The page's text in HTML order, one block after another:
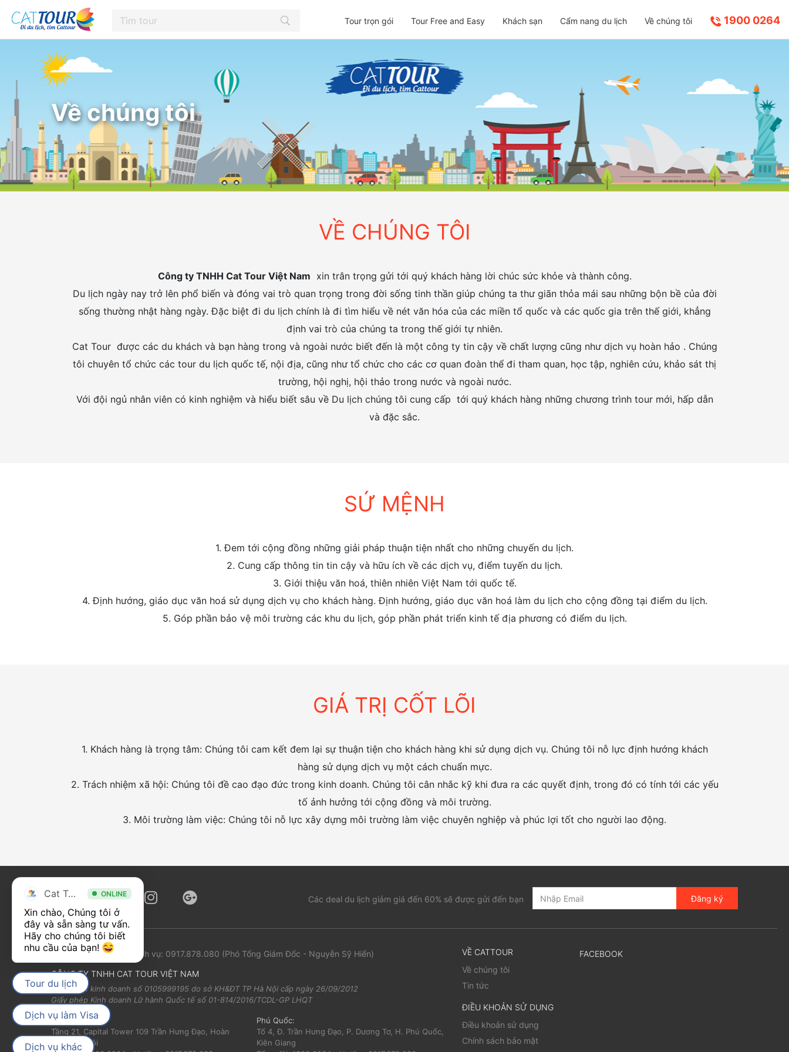
Tour trọn gói Tour Free and Easy Khách sạn Cẩm nang du lịch Về chúng tôi 1900 0264
Về chúng tôi
VỀ CHÚNG TÔI
Công ty TNHH Cat Tour Việt Nam xin trân trọng gửi tới quý khách hàng lời chúc sức khỏe và thành công.
Du lịch ngày nay trở lên phổ biến và đóng vai trò quan trọng trong đời sống tinh thần giúp chúng ta thư giãn thỏa mái sau những bộn bề của đời
sống thường nhật hàng ngày. Đặc biệt đi du lịch chính là đi tìm hiểu về nét văn hóa của các miền tổ quốc và các quốc gia trên thế giới, khẳng
định vai trò của chúng ta trong thế giới tự nhiên.
Cat Tour được các du khách và bạn hàng trong và ngoài nước biết đến là một công ty tin cậy về chất lượng cũng như dịch vụ hoàn hảo . Chúng
tôi chuyên tổ chức các tour du lịch quốc tế, nội địa, cũng như tổ chức cho các cơ quan đoàn thể đi tham quan, học tập, nghiên cứu, khảo sát thị
trường, hội nghị, hội thảo trong nước và ngoài nước.
Với đội ngủ nhân viên có kinh nghiệm và hiểu biết sâu về Du lịch chúng tôi cung cấp tới quý khách hàng những chương trình tour mới, hấp dẫn
và đặc sắc.
SỨ MỆNH
1. Đem tới cộng đồng những giải pháp thuận tiện nhất cho những chuyến du lịch.
2. Cung cấp thông tin tin cậy và hữu ích về các dịch vụ, điểm tuyến du lịch.
3. Giới thiệu văn hoá, thiên nhiên Việt Nam tới quốc tế.
4. Định hướng, giáo dục văn hoá sử dụng dịch vụ cho khách hàng. Định hướng, giáo dục văn hoá làm du lịch cho cộng đồng tại điểm du lịch.
5. Góp phần bảo vệ môi trường các khu du lịch, góp phần phát triển kinh tế địa phương có điểm du lịch.
GIÁ TRỊ CỐT LÕI
1. Khách hàng là trọng tâm: Chúng tôi cam kết đem lại sự thuận tiện cho khách hàng khi sử dụng dịch vụ. Chúng tôi nỗ lực định hướng khách
hàng sử dụng dịch vụ một cách chuẩn mực.
2. Trách nhiệm xã hội: Chúng tôi đề cao đạo đức trong kinh doanh. Chúng tôi cân nhắc kỹ khi đưa ra các quyết định, trong đó có tính tới các yếu
tố ảnh hưởng tới cộng đồng và môi trường.
3. Môi trường làm việc: Chúng tôi nỗ lực xây dựng môi trường làm việc chuyên nghiệp và phúc lợi tốt cho người lao động.
Các deal du lịch giảm giá đến 60% sẽ được gửi đến bạn Đăng ký
Phản ánh chất lượng dịch vụ: 0917.878.080 (Phó Tổng Giám Đốc - Nguyễn Sỹ Hiển)
CÔNG TY TNHH CAT TOUR VIỆT NAM
Giấy phép kinh doanh số 0105999195 do sở KH&ĐT TP Hà Nội cấp ngày 26/09/2012
Giấy phép Kinh doanh Lữ hành Quốc tế số 01-814/2016/TCDL-GP LHQT
Trụ sở chính:
Tầng 21, Capital Tower 109 Trần Hưng Đạo, Hoàn
Kiếm, Hà Nội
Phú Quốc:
Tổ 4, Đ. Trần Hưng Đạo, P. Dương Tơ, H. Phú Quốc,
Kiên Giang
VỀ CATTOUR
Về chúng tôi
Tin tức
ĐIỀU KHOẢN SỬ DỤNG
Điều khoản sử dụng
Chính sách bảo mật
FACEBOOK
Cat Tour ONLINE
Xin chào, Chúng tôi ở
đây và sẵn sàng tư vấn.
Hãy cho chúng tôi biết
nhu cầu của bạn!
Tour du lịch
Dịch vụ làm Visa
Dịch vụ khác